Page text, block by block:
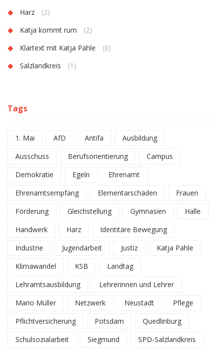
Harz
(2)
Katja kommt rum
(2)
Klartext mit Katja Pähle
(8)
Salzlandkreis
(1)
Tags
1. Mai AfD Antifa
Ausbildung
Ausschuss
Berufsorientierung
Campus
Demokratie
Egeln
Ehrenamt
Ehrenamtsempfang
Elementarschäden
Frauen
Förderung
Gleichstellung Gymnasien
Halle
Handwerk
Harz
Identitäre Bewegung
Industrie
Jugendarbeit Justiz
Katja Pähle
Klimawandel
KSB
Landtag
Lehramtsausbildung
Lehrerinnen und Lehrer
Mario Müller
Netzwerk Neustadt
Pflege
Pflichtversicherung
Potsdam
Quedlinburg
Schulsozialarbeit
Siegmund SPD-Salzlandkreis